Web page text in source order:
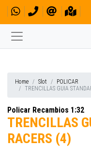
Home Slot
POLICAR
TRENCILLAS GUIA
Policar Recambios 1:32
TRENCILLAS
RACERS (4)